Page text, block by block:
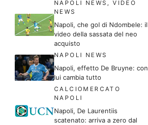
NAPOLI NEWS ,VIDEO
NEWS
Napoli, che gol di Ndombele: il
video della sassata del neo
acquisto
NAPOLI NEWS
Napoli, effetto De Bruyne: con
lui cambia tutto
CALCIOMERCATO
NAPOLI
Napoli, De Laurentiis
scatenato: arriva a zero dal